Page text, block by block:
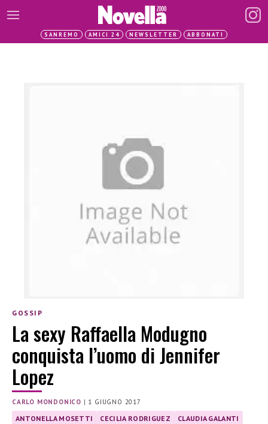
SANREMO AMICI 24 NEWSLETTER ABBONATI
GOSSIP
La sexy Raffaella Modugno
conquista l’uomo di Jennifer
Lopez
CARLO MONDONICO | 1 GIUGNO 2017
ANTONELLA MOSETTI CECILIA RODRIGUEZ
CLAUDIA GALANTI